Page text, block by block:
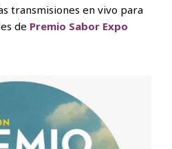
transmisiones en vivo para
de Premio Sabor Expo